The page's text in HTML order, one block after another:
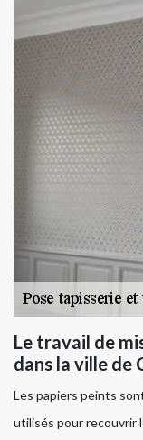
Le travail de
dans la ville de
Les papiers peints
utilisés pour recouvrir